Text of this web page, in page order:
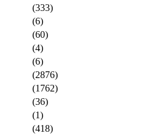
(333)
(6)
(60)
(4)
(6)
(2876)
(1762)
(36)
(1)
(418)